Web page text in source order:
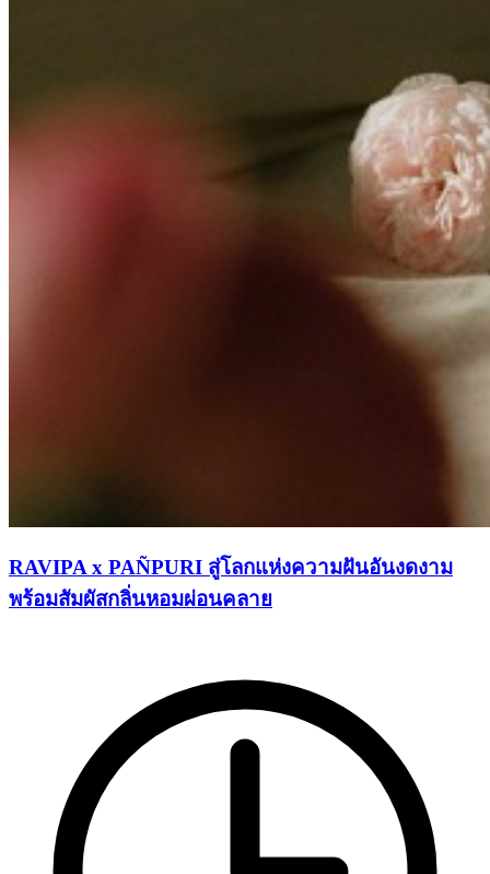
RAVIPA x PAÑPURI สู่โลกแห่งความฝันอันงดงาม
พร้อมสัมผัสกลิ่นหอมผ่อนคลาย